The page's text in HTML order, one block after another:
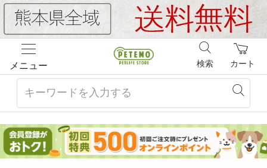
メニュー カート
検索